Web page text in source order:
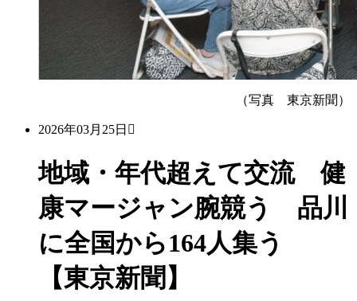
（写真 東京新聞）
2026年03月25日
地域・年代超えて交流 健
康マージャン腕競う 品川
に全国から164人集う
【東京新聞】